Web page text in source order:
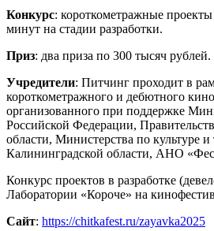
Конкурс: короткометражные
минут на стадии разработки.
Приз: два приза по 300 тысяч рублей.
Учредители: Питчинг проходит в
короткометражного и дебютного
организованного при поддержке
Российской Федерации,
области, Министерства по культуре и
Калининградской области, АНО
Конкурс проектов в разработке
Лаборатории «Короче» на
Сайт: https://chitkafest.ru/zayavka2025